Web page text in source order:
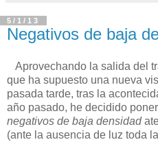
5/1/13
Negativos de baja
Aprovechando la salida del
que ha supuesto una nueva
pasada tarde, tras la
año pasado, he decidido
negativos de baja densidad
(ante la ausencia de luz toda